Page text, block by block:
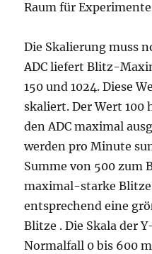
Raum für
Die Skalierung muss
ADC liefert Blitz-
150 und 1024. Diese
skaliert. Der Wert 100
den ADC maximal
werden pro Minute
Summe von 500 zum
maximal-starke
entsprechend eine
Blitze . Die Skala der
Normalfall 0 bis 600